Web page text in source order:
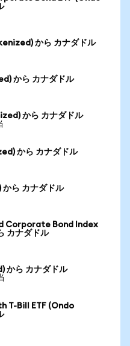
から カナダドル
から カナダドル
から カナダドル
から カナダドル
ら カナダドル
Corporate Bond Index
カナダドル
から カナダドル
T-Bill ETF (Ondo